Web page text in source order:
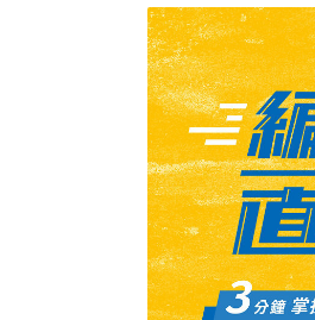
物指令」即規定包
「限制商品過度包
構簡單化。可見包
的產品，未來在國